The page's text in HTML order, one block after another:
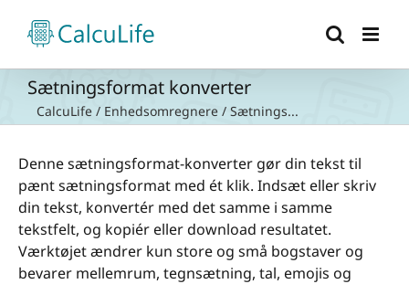
content
Sætningsformat konverter
CalcuLife / Enhedsomregnere / Sætnings...
Denne sætningsformat-konverter gør din tekst til
pænt sætningsformat med ét klik. Indsæt eller skriv
din tekst, konvertér med det samme i samme
tekstfelt, og kopiér eller download resultatet.
Værktøjet ændrer kun store og små bogstaver og
bevarer mellemrum, tegnsætning, tal, emojis og